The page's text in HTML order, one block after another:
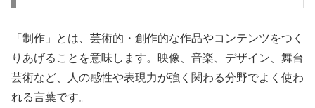
「制作」とは、芸術的・創作的な作品やコンテンツをつく
りあげることを意味します。映像、音楽、デザイン、舞台
芸術など、人の感性や表現力が強く関わる分野でよく使わ
れる言葉です。